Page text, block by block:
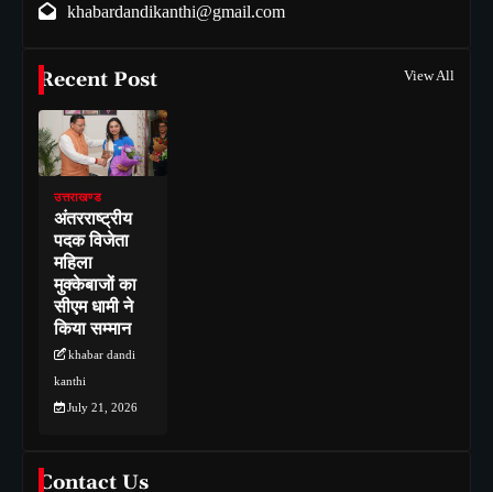
khabardandikanthi@gmail.com
Recent Post View All
उत्तराखण्ड
अंतरराष्ट्रीय
पदक विजेता
महिला
मुक्केबाजों का
सीएम धामी ने
किया सम्मान
khabar dandi
kanthi
July 21, 2026
Contact Us